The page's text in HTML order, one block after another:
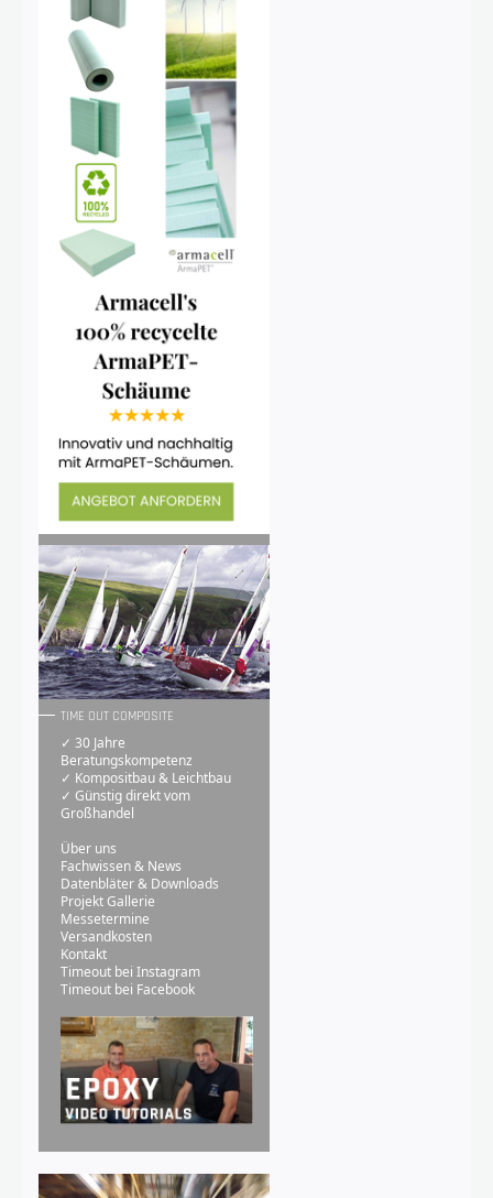
TIME OUT COMPOSITE
✓ 30 Jahre
Beratungskompetenz
✓ Kompositbau & Leichtbau
✓ Günstig direkt vom
Großhandel
Über uns
Fachwissen & News
Datenbläter & Downloads
Projekt Gallerie
Messetermine
Versandkosten
Kontakt
Timeout bei Instagram
Timeout bei Facebook